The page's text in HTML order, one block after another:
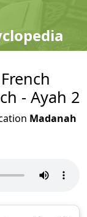
- Ayah 2
Madanah